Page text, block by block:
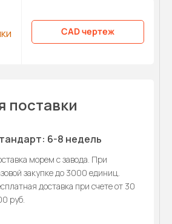
CAD чертеж
поставки
6-8 недель
морем с завода. При
закупке до 3000 единиц.
доставка при счете от 30
руб.